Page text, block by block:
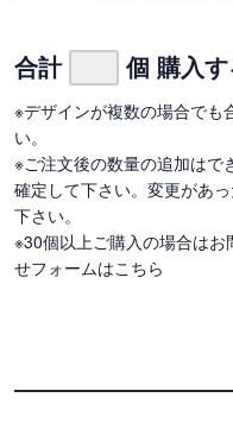
合計 個 購入
※デザインが複数の場合でも
い。
※ご注文後の数量の追加はで
確定して下さい。変更があ
下さい。
※30個以上ご購入の場合はお
せフォームはこちら